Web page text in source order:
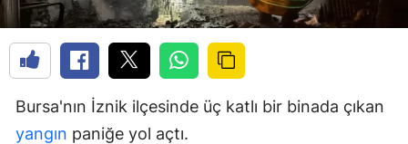
Bursa'nın İznik ilçesinde üç katlı bir binada çıkan
yangın paniğe yol açtı.